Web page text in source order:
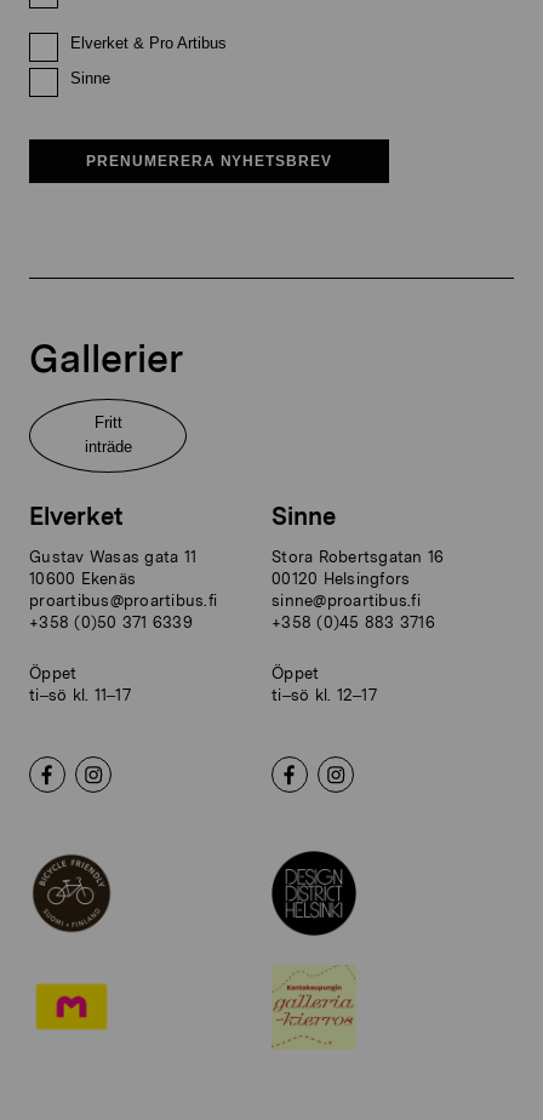
Elverket & Pro Artibus
Sinne
PRENUMERERA NYHETSBREV
Gallerier
Fritt
inträde
Elverket
Gustav Wasas gata 11
10600 Ekenäs
proartibus@proartibus.fi
+358 (0)50 371 6339
Öppet
ti–sö kl. 11–17
Sinne
Stora Robertsgatan 16
00120 Helsingfors
sinne@proartibus.fi
+358 (0)45 883 3716
Öppet
ti–sö kl. 12–17